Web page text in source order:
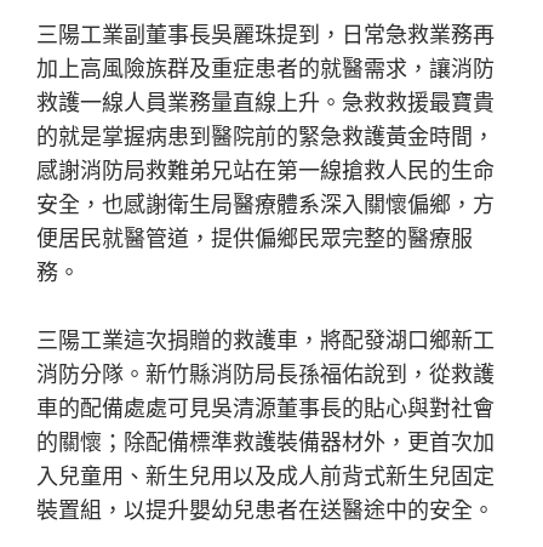
三陽工業副董事長吳麗珠提到，日常急救業務再
加上高風險族群及重症患者的就醫需求，讓消防
救護一線人員業務量直線上升。急救救援最寶貴
的就是掌握病患到醫院前的緊急救護黃金時間，
感謝消防局救難弟兄站在第一線搶救人民的生命
安全，也感謝衛生局醫療體系深入關懷偏鄉，方
便居民就醫管道，提供偏鄉民眾完整的醫療服
務。
三陽工業這次捐贈的救護車，將配發湖口鄉新工
消防分隊。新竹縣消防局長孫福佑說到，從救護
車的配備處處可見吳清源董事長的貼心與對社會
的關懷；除配備標準救護裝備器材外，更首次加
入兒童用、新生兒用以及成人前背式新生兒固定
裝置組，以提升嬰幼兒患者在送醫途中的安全。